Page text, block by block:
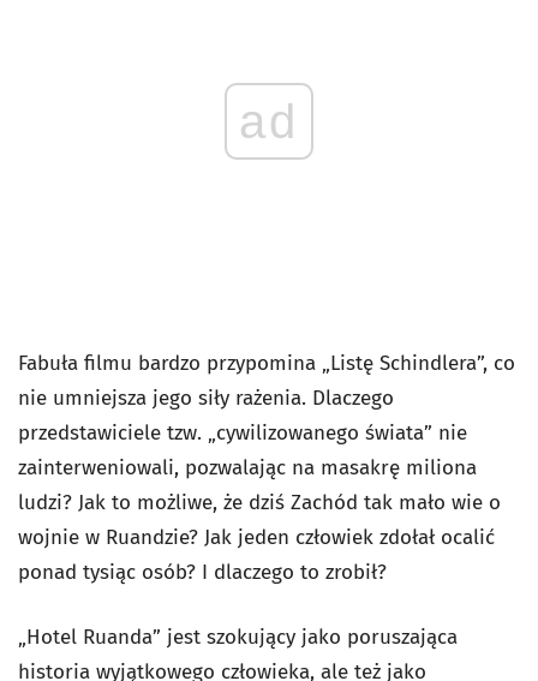
ad
Fabuła filmu bardzo przypomina „Listę Schindlera”, co
nie umniejsza jego siły rażenia. Dlaczego
przedstawiciele tzw. „cywilizowanego świata” nie
zainterweniowali, pozwalając na masakrę miliona
ludzi? Jak to możliwe, że dziś Zachód tak mało wie o
wojnie w Ruandzie? Jak jeden człowiek zdołał ocalić
ponad tysiąc osób? I dlaczego to zrobił?
„Hotel Ruanda” jest szokujący jako poruszająca
historia wyjątkowego człowieka, ale też jako